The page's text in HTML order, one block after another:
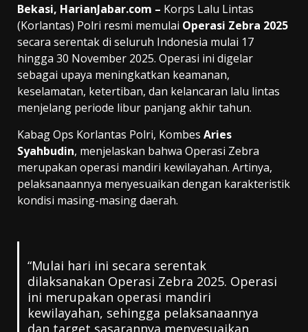
Bekasi, HarianJabar.com – Korps Lalu Lintas
(Korlantas) Polri resmi memulai Operasi Zebra 2025
secara serentak di seluruh Indonesia mulai 17
hingga 30 November 2025. Operasi ini digelar
sebagai upaya meningkatkan keamanan,
keselamatan, ketertiban, dan kelancaran lalu lintas
menjelang periode libur panjang akhir tahun.
Kabag Ops Korlantas Polri, Kombes Aries
Syahbudin, menjelaskan bahwa Operasi Zebra
merupakan operasi mandiri kewilayahan. Artinya,
pelaksanaannya menyesuaikan dengan karakteristik
kondisi masing-masing daerah.
“Mulai hari ini secara serentak
dilaksanakan Operasi Zebra 2025. Operasi
ini merupakan operasi mandiri
kewilayahan, sehingga pelaksanaannya
dan target sasarannya menyesuaikan